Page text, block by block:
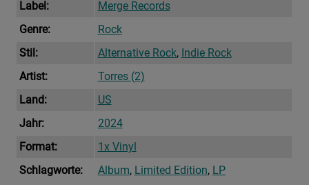
Label:
Merge Records
Genre:
Rock
Stil:
Alternative Rock, Indie Rock
Artist:
Torres (2)
Land:
US
Jahr:
2024
Format:
1x Vinyl
Schlagworte:
Album, Limited Edition, LP